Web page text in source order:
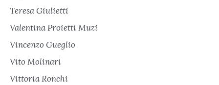
Teresa Giulietti
Valentina Proietti Muzi
Vincenzo Gueglio
Vito Molinari
Vittoria Ronchi